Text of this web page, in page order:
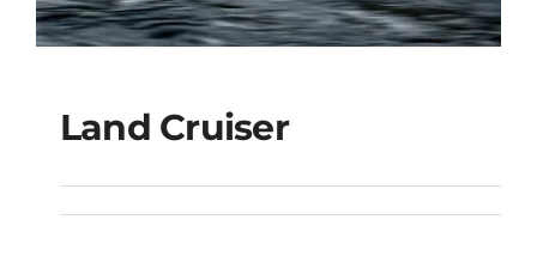
Land Cruiser
Land Cruiser